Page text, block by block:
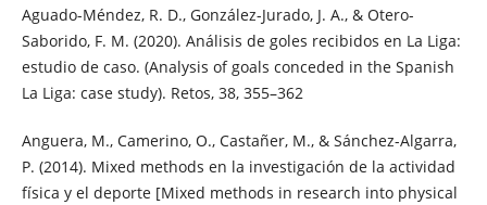
Aguado-Méndez, R. D., González-Jurado, J. A., & Otero-
Saborido, F. M. (2020). Análisis de goles recibidos en La Liga:
estudio de caso. (Analysis of goals conceded in the Spanish
La Liga: case study). Retos, 38, 355–362
Anguera, M., Camerino, O., Castañer, M., & Sánchez-Algarra,
P. (2014). Mixed methods en la investigación de la actividad
física y el deporte [Mixed methods in research into physical